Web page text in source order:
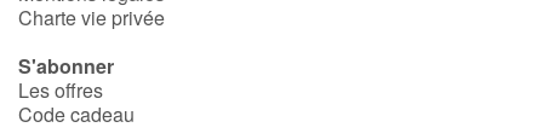
Les animaux
Voyage, épopée, enquête, aventure
Charte vie privée
S'abonner
Les offres
Code cadeau